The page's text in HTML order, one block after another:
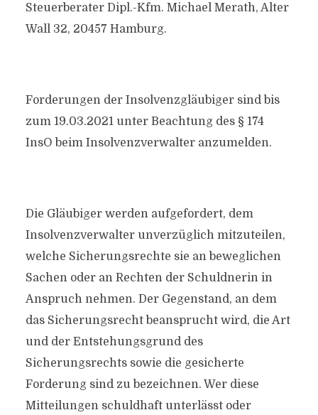
Steuerberater Dipl.-Kfm. Michael Merath, Alter
Wall 32, 20457 Hamburg.
Forderungen der Insolvenzgläubiger sind bis
zum 19.03.2021 unter Beachtung des § 174
InsO beim Insolvenzverwalter anzumelden.
Die Gläubiger werden aufgefordert, dem
Insolvenzverwalter unverzüglich mitzuteilen,
welche Sicherungsrechte sie an beweglichen
Sachen oder an Rechten der Schuldnerin in
Anspruch nehmen. Der Gegenstand, an dem
das Sicherungsrecht beansprucht wird, die Art
und der Entstehungsgrund des
Sicherungsrechts sowie die gesicherte
Forderung sind zu bezeichnen. Wer diese
Mitteilungen schuldhaft unterlässt oder